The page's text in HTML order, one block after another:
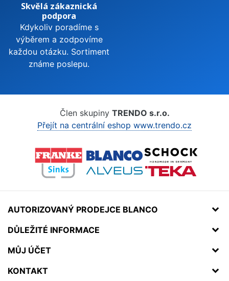
Skvělá zákaznická
podpora
Kdykoliv poradíme s
výběrem a zodpovíme
každou otázku. Sortiment
známe poslepu.
Člen skupiny TRENDO s.r.o.
Přejít na centrální eshop www.trendo.cz
AUTORIZOVANÝ PRODEJCE BLANCO
DŮLEŽITÉ INFORMACE
MŮJ ÚČET
KONTAKT